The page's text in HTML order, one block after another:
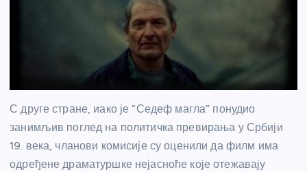
С друге стране, иако је “Седеф магла” понудио
занимљив поглед на политичка превирања у Србији
19. века, чланови комисије су оценили да филм има
одређене драматуршке нејасноће које отежавају